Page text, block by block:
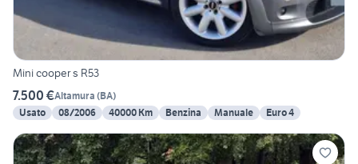
Mini cooper s R53
7.500 €Altamura (BA)
Usato
08/2006 40000 Km Benzina Manuale Euro 4